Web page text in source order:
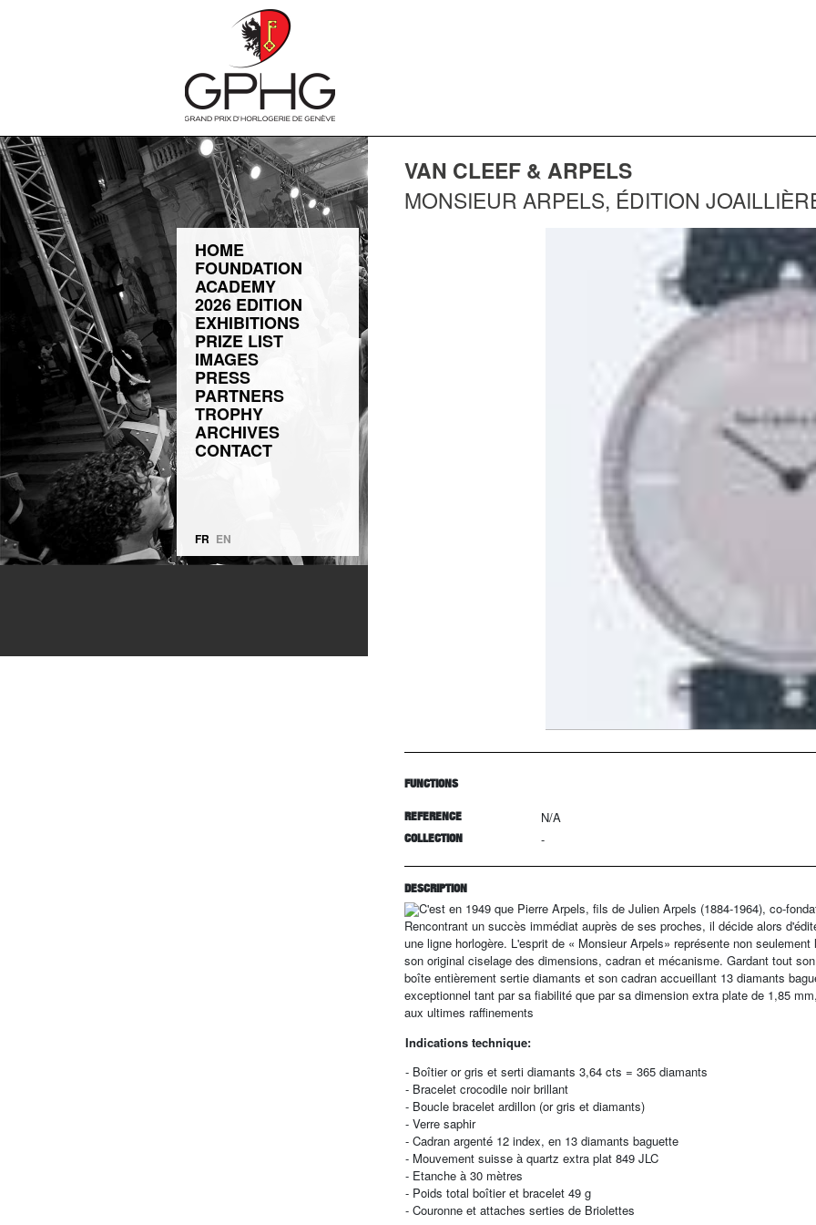
HOME
FOUNDATION
ACADEMY
2026 EDITION
EXHIBITIONS
PRIZE LIST
IMAGES
PRESS
PARTNERS
TROPHY
ARCHIVES
CONTACT
FR EN
VAN CLEEF & ARPELS
MONSIEUR ARPELS, ÉDITION
FUNCTIONS
REFERENCE N/A
COLLECTION -
DESCRIPTION
C'est en 1949 que Pierre Arpels, fils de Julien Arpels (1884-1964), co-
Rencontrant un succès immédiat auprès de ses proches, il décide alors
une ligne horlogère. L'esprit de « Monsieur Arpels» représente non
son original ciselage des dimensions, cadran et mécanisme. Gardant tout
boîte entièrement sertie diamants et son cadran accueillant 13 diamants
exceptionnel tant par sa fiabilité que par sa dimension extra plate de 1,85
aux ultimes raffinements
Indications technique:
- Boîtier or gris et serti diamants 3,64 cts = 365 diamants
- Bracelet crocodile noir brillant
- Boucle bracelet ardillon (or gris et diamants)
- Verre saphir
- Cadran argenté 12 index, en 13 diamants baguette
- Mouvement suisse à quartz extra plat 849 JLC
- Etanche à 30 mètres
- Poids total boîtier et bracelet 49 g
- Couronne et attaches serties de Briolettes